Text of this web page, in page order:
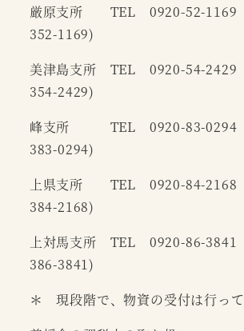
厳原支所 TEL 0920-52-
352-1169)
美津島支所 TEL 0920-54-
354-2429)
峰支所 TEL 0920-83-0294
383-0294)
上県支所 TEL 0920-84-
384-2168)
上対馬支所 TEL 0920-86-
386-3841)
＊ 現段階で、物資の受付は行って